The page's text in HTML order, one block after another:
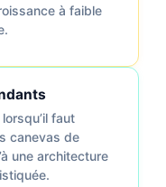
à faible
faut
canevas de
une architecture